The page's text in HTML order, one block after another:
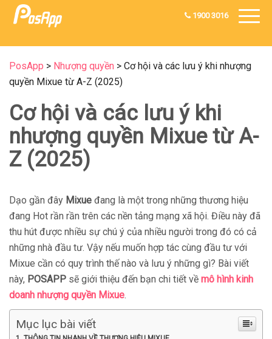
1900 3016
PosApp > Nhượng quyền > Cơ hội và các lưu ý khi nhượng
quyền Mixue từ A-Z (2025)
Cơ hội và các lưu ý khi
nhượng quyền Mixue từ A-
Z (2025)
Dạo gần đây Mixue đang là một trong những thương hiệu
đang Hot rần rần trên các nền tảng mạng xã hội. Điều này đã
thu hút được nhiều sự chú ý của nhiều người trong đó có cả
những nhà đầu tư. Vậy nếu muốn hợp tác cùng đầu tư với
Mixue cần có quy trình thế nào và lưu ý những gì? Bài viết
này, POSAPP sẽ giới thiệu đến bạn chi tiết về mô hình kinh
doanh nhượng quyền Mixue.
Mục lục bài viết